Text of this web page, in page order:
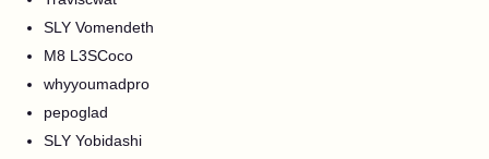
SLY Vomendeth
M8 L3SCoco
whyyoumadpro
pepoglad
SLY Yobidashi